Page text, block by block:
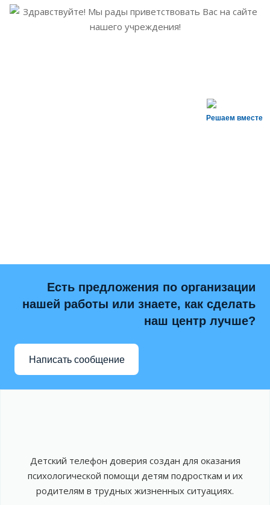
Решаем вместе
Есть предложения по организации
нашей работы или знаете, как сделать
наш центр лучше?
Написать сообщение
Детский телефон доверия создан для оказания
психологической помощи детям подросткам и их
родителям в трудных жизненных ситуациях.